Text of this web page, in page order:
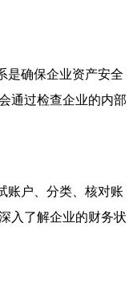
是确保企业资产安全
通过检查企业的内部
账户、分类、核对账
入了解企业的财务状